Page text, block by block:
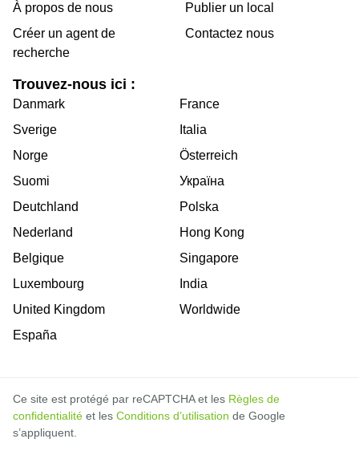
À propos de nous
Créer un agent de
recherche
Publier un local
Contactez nous
Trouvez-nous ici :
Danmark
Sverige
Norge
Suomi
Deutchland
Nederland
Belgique
Luxembourg
United Kingdom
España
France
Italia
Österreich
Україна
Polska
Hong Kong
Singapore
India
Worldwide
Ce site est protégé par reCAPTCHA et les Règles de
confidentialité et les Conditions d’utilisation de Google
s’appliquent.